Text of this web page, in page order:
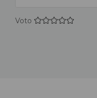
Voto